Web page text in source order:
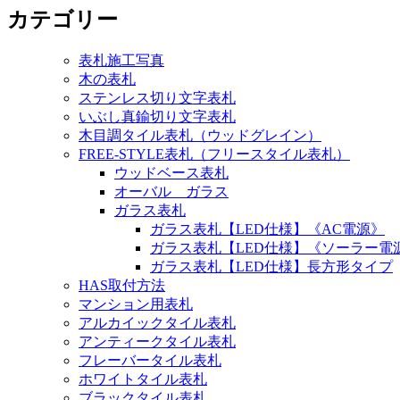
カテゴリー
表札施工写真
木の表札
ステンレス切り文字表札
いぶし真鍮切り文字表札
木目調タイル表札（ウッドグレイン）
FREE-STYLE表札（フリースタイル表札）
ウッドベース表札
オーバル ガラス
ガラス表札
ガラス表札【LED仕様】《AC電源》
ガラス表札【LED仕様】《ソーラー電
ガラス表札【LED仕様】長方形タイプ
HAS取付方法
マンション用表札
アルカイックタイル表札
アンティークタイル表札
フレーバータイル表札
ホワイトタイル表札